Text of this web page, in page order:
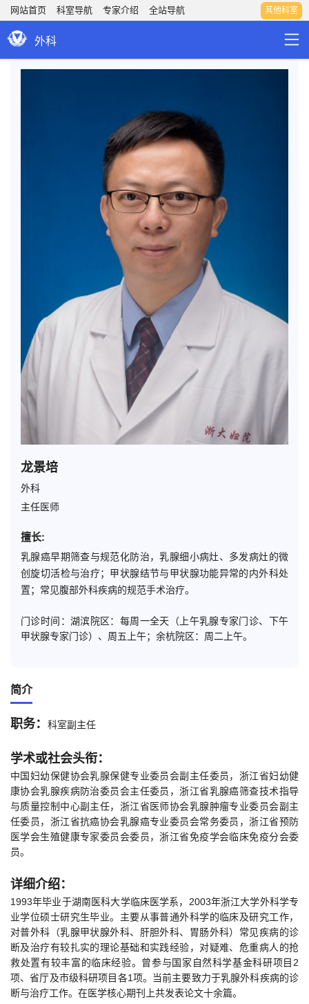
外科
网站首页 科室导航 专家介绍 全站导航 其他科室
龙景培
外科
主任医师
擅长:
乳腺癌早期筛查与规范化防治，乳腺细小病灶、多发病灶的微
创旋切活检与治疗；甲状腺结节与甲状腺功能异常的内外科处
置；常见腹部外科疾病的规范手术治疗。
门诊时间：湖滨院区：每周一全天（上午乳腺专家门诊、下午
甲状腺专家门诊）、周五上午；余杭院区：周二上午。
简介
职务： 科室副主任
学术或社会头衔：
中国妇幼保健协会乳腺保健专业委员会副主任委员，浙江省妇幼健
康协会乳腺疾病防治委员会主任委员，浙江省乳腺癌筛查技术指导
与质量控制中心副主任，浙江省医师协会乳腺肿瘤专业委员会副主
任委员，浙江省抗癌协会乳腺癌专业委员会常务委员，浙江省预防
医学会生殖健康专家委员会委员，浙江省免疫学会临床免疫分会委
员。
详细介绍：
1993年毕业于湖南医科大学临床医学系，2003年浙江大学外科学专
业学位硕士研究生毕业。主要从事普通外科学的临床及研究工作，
对普外科（乳腺甲状腺外科、肝胆外科、胃肠外科）常见疾病的诊
断及治疗有较扎实的理论基础和实践经验，对疑难、危重病人的抢
救处置有较丰富的临床经验。曾参与国家自然科学基金科研项目2
项、省厅及市级科研项目各1项。当前主要致力于乳腺外科疾病的诊
断与治疗工作。在医学核心期刊上共发表论文十余篇。